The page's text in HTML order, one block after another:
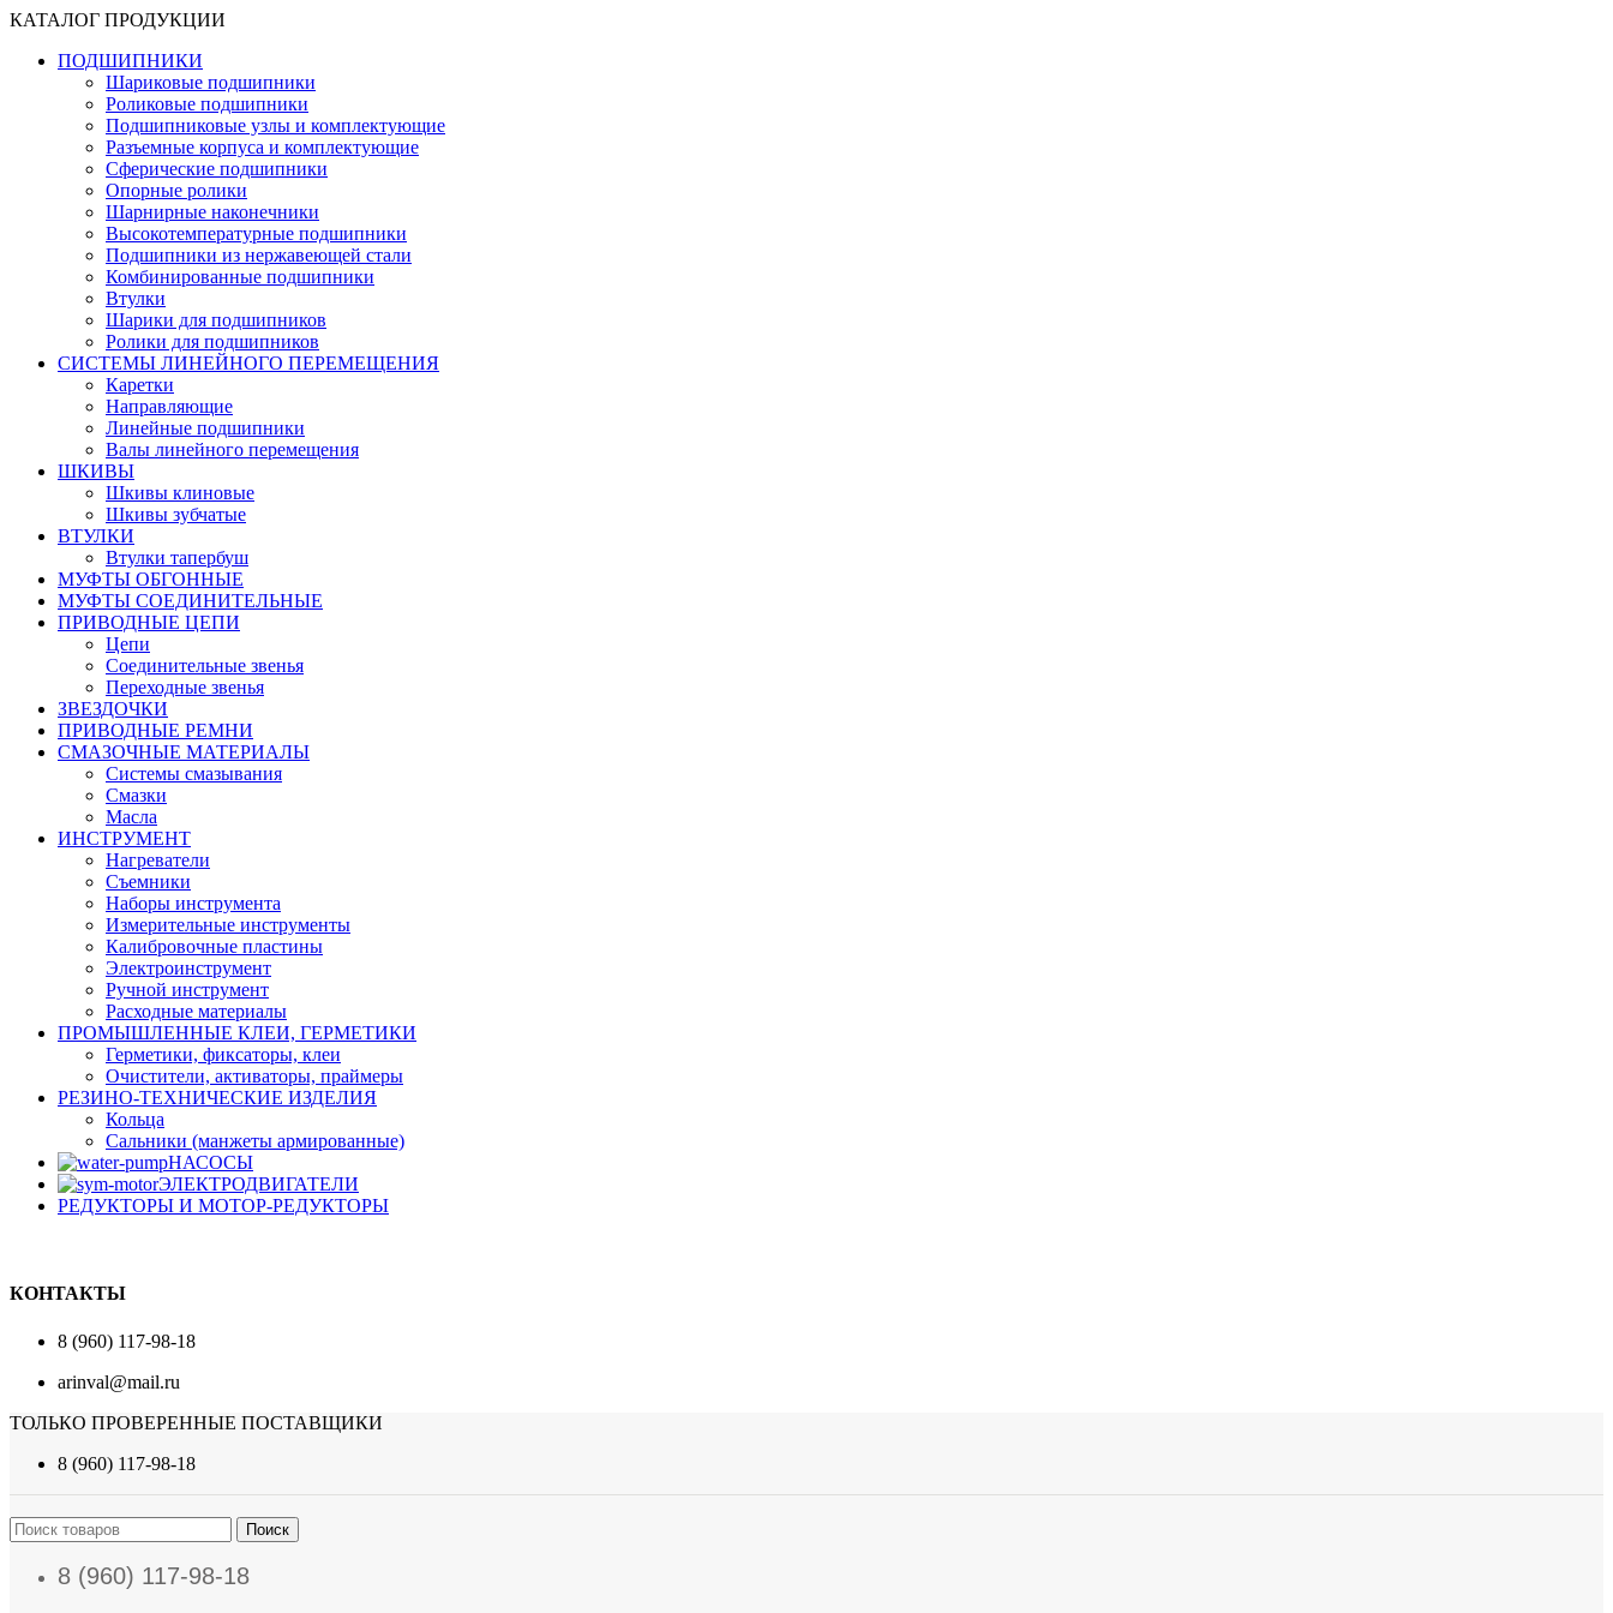
КАТАЛОГ ПРОДУКЦИИ
ПОДШИПНИКИ
Шариковые подшипники
Роликовые подшипники
Подшипниковые узлы и комплектующие
Разъемные корпуса и комплектующие
Сферические подшипники
Опорные ролики
Шарнирные наконечники
Высокотемпературные подшипники
Подшипники из нержавеющей стали
Комбинированные подшипники
Втулки
Шарики для подшипников
Ролики для подшипников
СИСТЕМЫ ЛИНЕЙНОГО ПЕРЕМЕЩЕНИЯ
Каретки
Направляющие
Линейные подшипники
Валы линейного перемещения
ШКИВЫ
Шкивы клиновые
Шкивы зубчатые
ВТУЛКИ
Втулки тапербуш
МУФТЫ ОБГОННЫЕ
МУФТЫ СОЕДИНИТЕЛЬНЫЕ
ПРИВОДНЫЕ ЦЕПИ
Цепи
Соединительные звенья
Переходные звенья
ЗВЕЗДОЧКИ
ПРИВОДНЫЕ РЕМНИ
СМАЗОЧНЫЕ МАТЕРИАЛЫ
Системы смазывания
Смазки
Масла
ИНСТРУМЕНТ
Нагреватели
Съемники
Наборы инструмента
Измерительные инструменты
Калибровочные пластины
Электроинструмент
Ручной инструмент
Расходные материалы
ПРОМЫШЛЕННЫЕ КЛЕИ, ГЕРМЕТИКИ
Герметики, фиксаторы, клеи
Очистители, активаторы, праймеры
РЕЗИНО-ТЕХНИЧЕСКИЕ ИЗДЕЛИЯ
Кольца
Сальники (манжеты армированные)
НАСОСЫ
ЭЛЕКТРОДВИГАТЕЛИ
РЕДУКТОРЫ И МОТОР-РЕДУКТОРЫ
КОНТАКТЫ
8 (960) 117-98-18
arinval@mail.ru
ТОЛЬКО ПРОВЕРЕННЫЕ ПОСТАВЩИКИ
8 (960) 117-98-18
Поиск
8 (960) 117-98-18